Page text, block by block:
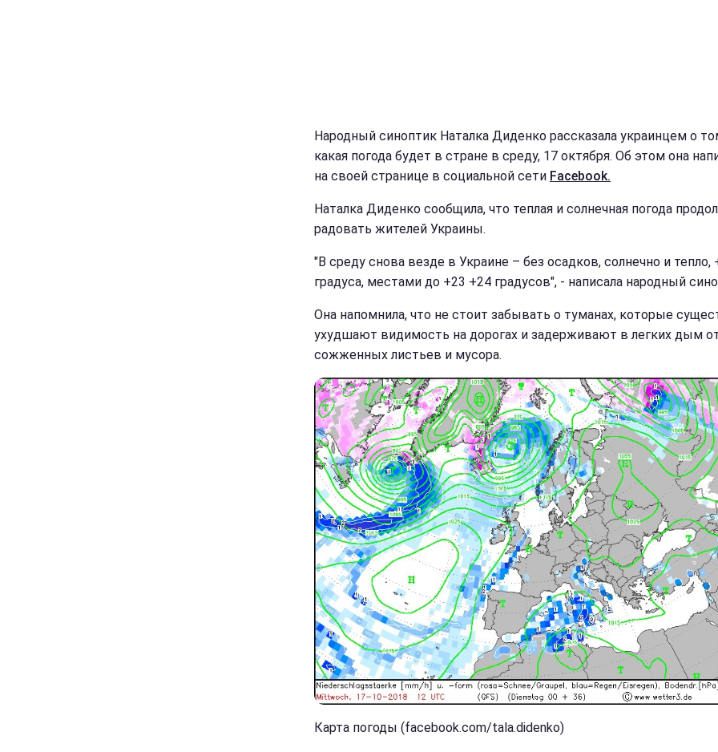
Народный синоптик Наталка Диденко рассказала украинцем о
какая погода будет в стране в среду, 17 октября. Об этом она
на своей странице в социальной сети Facebook.
Наталка Диденко сообщила, что теплая и солнечная погода
радовать жителей Украины.
"В среду снова везде в Украине – без осадков, солнечно и тепло,
градуса, местами до +23 +24 градусов", - написала народный
Она напомнила, что не стоит забывать о туманах, которые
ухудшают видимость на дорогах и задерживают в легких дым
сожженных листьев и мусора.
Карта погоды (facebook.com/tala.didenko)